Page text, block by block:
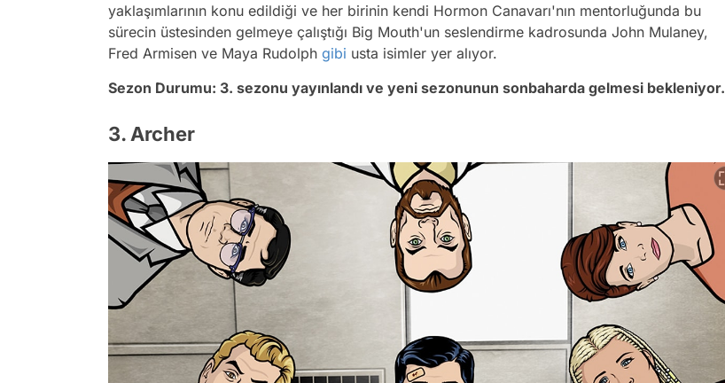
yaklaşımlarının konu edildiği ve her birinin kendi Hormon Canavarı'nın mentorluğunda bu
sürecin üstesinden gelmeye çalıştığı Big Mouth'un seslendirme kadrosunda John Mulaney,
Fred Armisen ve Maya Rudolph gibi usta isimler yer alıyor.
Sezon Durumu: 3. sezonu yayınlandı ve yeni sezonunun sonbaharda gelmesi bekleniyor.
3. Archer